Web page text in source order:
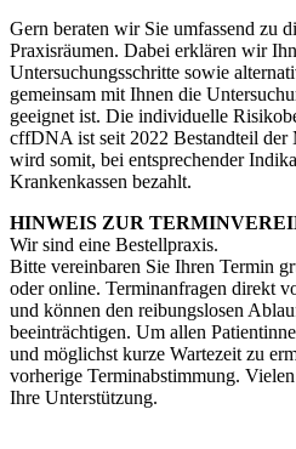
Gern beraten wir Sie umfassend zu
Praxisräumen. Dabei erklären wir
Untersuchungsschritte sowie
gemeinsam mit Ihnen die
geeignet ist. Die individuelle
cffDNA ist seit 2022 Bestandteil der
wird somit, bei entsprechender
Krankenkassen bezahlt.
HINWEIS ZUR
Wir sind eine Bestellpraxis.
Bitte vereinbaren Sie Ihren Termin
oder online. Terminanfragen direkt
und können den reibungslosen
beeinträchtigen. Um allen
und möglichst kurze Wartezeit zu
vorherige Terminabstimmung.
Ihre Unterstützung.